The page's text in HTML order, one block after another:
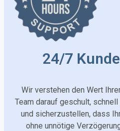
24/7
Wir verstehen den Wert
Team darauf geschult,
und sicherzustellen, dass
ohne unnötige